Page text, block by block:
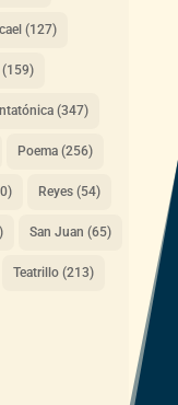
(127)
(347)
Poema(256)
Reyes(54)
San Juan (65)
Teatrillo(213)